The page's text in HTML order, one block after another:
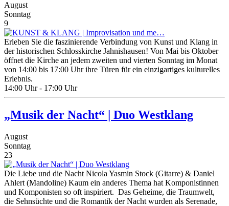
August
Sonntag
9
Erleben Sie die faszinierende Verbindung von Kunst und Klang in
der historischen Schlosskirche Jahnishausen! Von Mai bis Oktober
öffnet die Kirche an jedem zweiten und vierten Sonntag im Monat
von 14:00 bis 17:00 Uhr ihre Türen für ein einzigartiges kulturelles
Erlebnis.​
14:00 Uhr - 17:00 Uhr
„Musik der Nacht“ | Duo Westklang
August
Sonntag
23
Die Liebe und die Nacht Nicola Yasmin Stock (Gitarre) & Daniel
Ahlert (Mandoline) Kaum ein anderes Thema hat Komponistinnen
und Komponisten so oft inspiriert. Das Geheime, die Traumwelt,
die Sehnsüchte und die Romantik der Nacht wurden als Serenade,